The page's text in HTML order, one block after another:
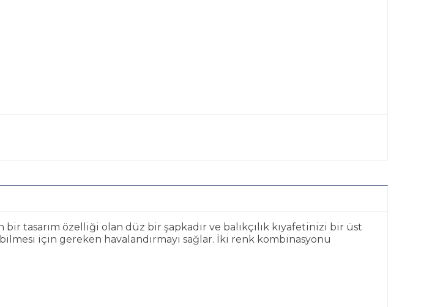
tasarım özelliği olan düz bir şapkadır ve balıkçılık kıyafetinizi bir üst
için gereken havalandırmayı sağlar. İki renk kombinasyonu